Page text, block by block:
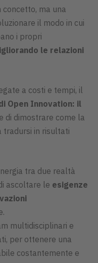
concetto, ma una
il modo in cui
i propri
le relazioni
a costi e tempi, il
Open Innovation: il
di dimostrare come la
tradursi in risultati
tra due realtà
ascoltare le esigenze
multidisciplinari e
per ottenere una
costantemente e